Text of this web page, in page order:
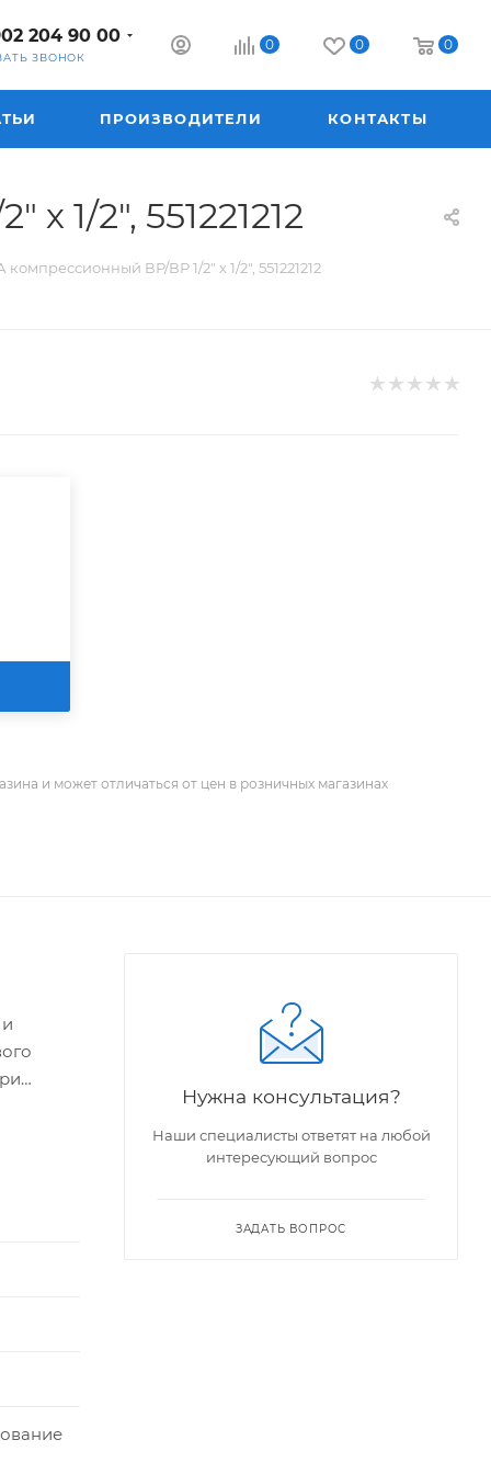
204 90 00
ЗВОНОК
0 0 0
ПРОИЗВОДИТЕЛИ КОНТАКТЫ
1/2", 551221212
ВР/ВР 1/2" х 1/2", 551221212
и может отличаться от цен в розничных магазинах
Нужна консультация?
Наши специалисты ответят на любой
интересующий вопрос
ЗАДАТЬ ВОПРОС